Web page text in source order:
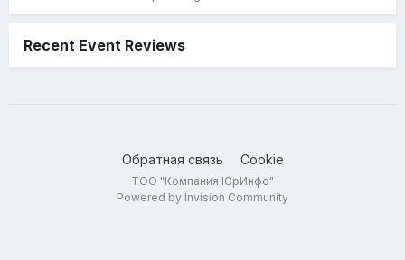
Recent Event Reviews
Обратная связь Cookie
ТОО "Компания ЮрИнфо"
Powered by Invision Community